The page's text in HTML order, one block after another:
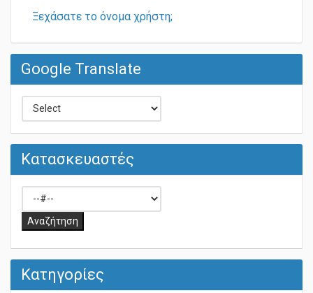
Ξεχάσατε το όνομα χρήστη;
Google Translate
Κατασκευαστές
Κατηγορίες